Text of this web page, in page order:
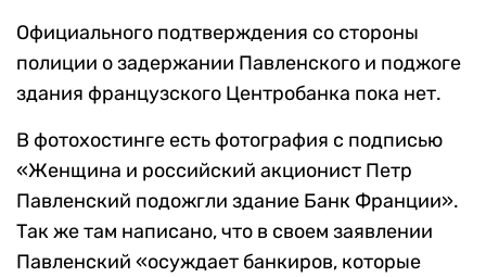
Официального подтверждения со стороны
полиции о задержании Павленского и поджоге
здания французского Центробанка пока нет.
В фотохостинге есть фотография с подписью
«Женщина и российский акционист Петр
Павленский подожгли здание Банк Франции».
Так же там написано, что в своем заявлении
Павленский «осуждает банкиров, которые